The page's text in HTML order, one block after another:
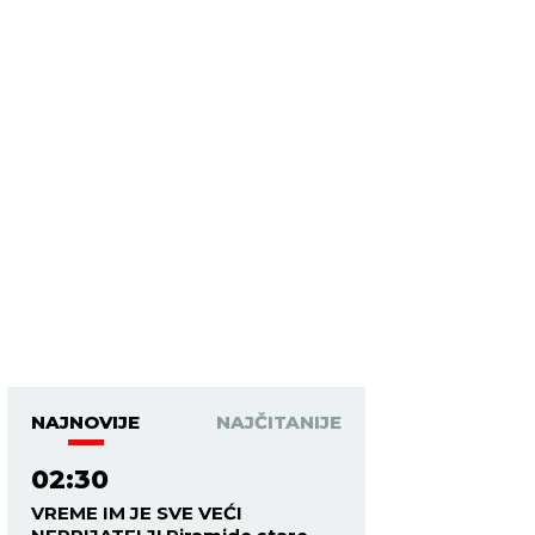
NAJNOVIJE NAJČITANIJE
02:30
VREME IM JE SVE VEĆI